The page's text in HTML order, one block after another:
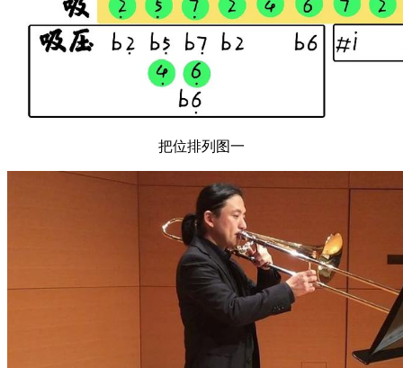
把位排列图一